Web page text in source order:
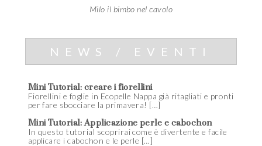
Milo il bimbo nel cavolo
NEWS / EVENTI
Mini Tutorial: creare i fiorellini
Fiorellini e foglie in Ecopelle Nappa già ritagliati e pronti
per fare sbocciare la primavera! […]
Mini Tutorial: Applicazione perle e cabochon
In questo tutorial scoprirai come è divertente e facile
applicare i cabochon e le perle […]